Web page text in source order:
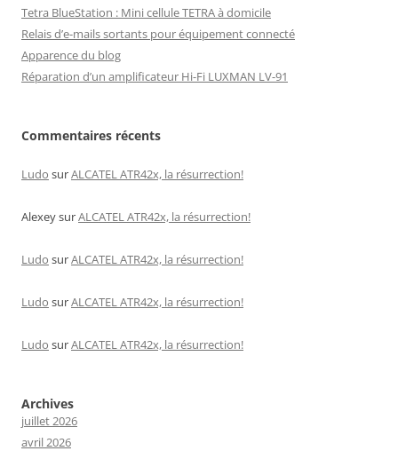
Tetra BlueStation : Mini cellule TETRA à domicile
Relais d’e-mails sortants pour équipement connecté
Apparence du blog
Réparation d’un amplificateur Hi-Fi LUXMAN LV-91
Commentaires récents
Ludo surALCATEL ATR42x, la résurrection!
AlexeysurALCATEL ATR42x, la résurrection!
Ludo surALCATEL ATR42x, la résurrection!
Ludo surALCATEL ATR42x, la résurrection!
Ludo surALCATEL ATR42x, la résurrection!
Archives
juillet 2026
avril 2026